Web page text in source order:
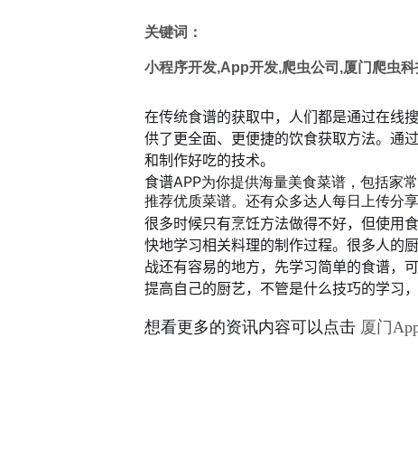
关键词：
小程序开发,App开发,爬虫公司 ,厦门爬虫
在传统食谱的获取中，人们都是通过在线
供了更全面、更便捷的饮食获取方法。通
和制作好吃的技术。
食谱APP为你提供海量美食菜谱，包括家
推荐优质菜谱。 还有众多达人每日上传分
很多时候只有烹饪方法做得不好，但使用
快地学习相关料理的制作过程。 很多人的
战还有容易的地方，先学习简单的食谱，
提高自己的厨艺，不管是什么技巧的学习
想看更多的资讯内容可以点击 厦门